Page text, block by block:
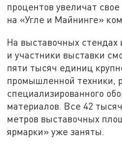
процентов увеличат
на «Угле и Майнинге»
На выставочных стендах
и участники выставки
пяти тысяч единиц
промышленной техники,
специализированного
материалов. Все 42
метров выставочных
ярмарки» уже заняты.